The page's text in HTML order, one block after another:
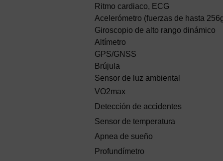
Ritmo cardiaco, ECG
Acelerómetro (fuerzas de hasta
Giroscopio de alto rango dinámico
Altímetro
GPS/GNSS
Brújula
Sensor de luz ambiental
VO2max
Detección de accidentes
Sensor de temperatura
Apnea de sueño
Profundímetro